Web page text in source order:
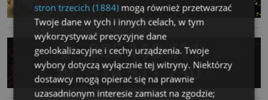
stron trzecich (1884)mogą również przetwarzać
Twoje dane w tych i innych celach, w tym
wykorzystywać precyzyjne dane
geolokalizacyjne i cechy urządzenia. Twoje
wybory dotyczą wyłącznie tej witryny. Niektórzy
dostawcy mogą opierać się na prawnie
uzasadnionym interesie zamiast na zgodzie;